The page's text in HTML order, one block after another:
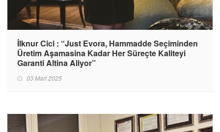
İlknur Cici : “Just Evora, Hammadde Seçiminden
Üretim Aşamasina Kadar Her Süreçte Kaliteyi
Garanti Altina Aliyor”
03 Mart 2025